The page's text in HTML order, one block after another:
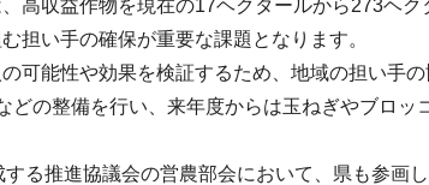
高収益作物を現在の17ヘクタールから273ヘ
担い手の確保が重要な課題となります。
可能性や効果を検証するため、地域の担い手
どの整備を行い、来年度からは玉ねぎやブロッ
る推進協議会の営農部会において、県も参画